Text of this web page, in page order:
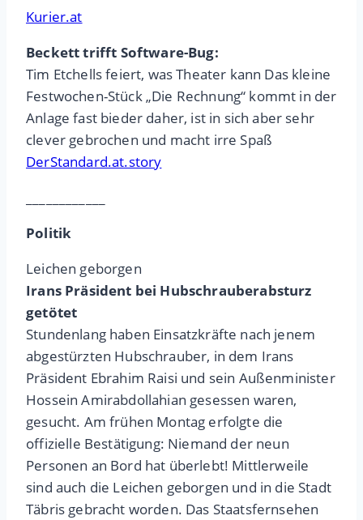
Kurier.at
Beckett trifft Software-Bug:
Tim Etchells feiert, was Theater kann Das kleine
Festwochen-Stück „Die Rechnung“ kommt in der
Anlage fast bieder daher, ist in sich aber sehr
clever gebrochen und macht irre Spaß
DerStandard.at.story
Politik
Leichen geborgen
Irans Präsident bei Hubschrauberabsturz
getötet
Stundenlang haben Einsatzkräfte nach jenem
abgestürzten Hubschrauber, in dem Irans
Präsident Ebrahim Raisi und sein Außenminister
Hossein Amirabdollahian gesessen waren,
gesucht. Am frühen Montag erfolgte die
offizielle Bestätigung: Niemand der neun
Personen an Bord hat überlebt! Mittlerweile
sind auch die Leichen geborgen und in die Stadt
Täbris gebracht worden. Das Staatsfernsehen